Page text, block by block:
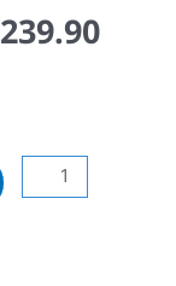
239.90
כמות
של